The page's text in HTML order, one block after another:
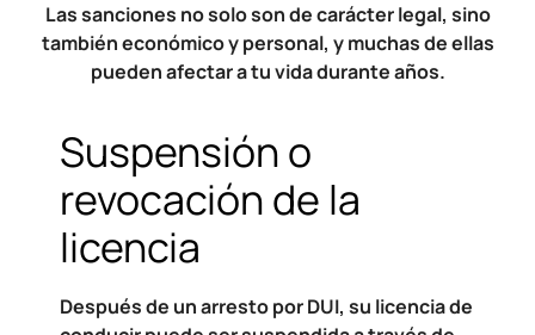
Las sanciones no solo son de carácter legal, sino
también económico y personal, y muchas de ellas
pueden afectar a tu vida durante años.
Suspensión o
revocación de la
licencia
Después de un arresto por DUI, su licencia de